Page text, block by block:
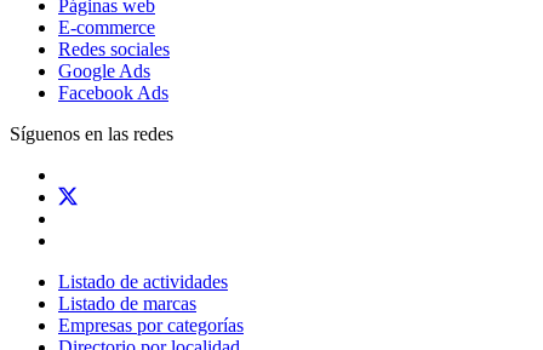
Páginas web
E-commerce
Redes sociales
Google Ads
Facebook Ads
Síguenos en las redes
Listado de actividades
Listado de marcas
Empresas por categorías